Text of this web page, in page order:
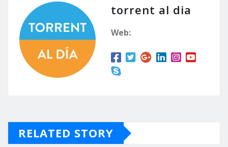
torrent al dia
Web:
RELATED STORY